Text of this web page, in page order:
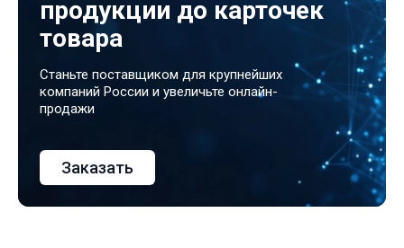
продукции до карточек
товара
Станьте поставщиком для крупнейших
компаний России и увеличьте онлайн-
продажи
Заказать